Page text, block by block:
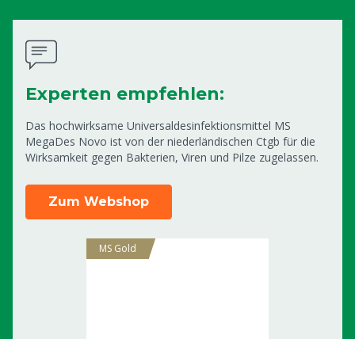
Experten empfehlen:
Das hochwirksame Universaldesinfektionsmittel MS
MegaDes Novo ist von der niederländischen Ctgb für die
Wirksamkeit gegen Bakterien, Viren und Pilze zugelassen.
Zum Webshop
MS Gold